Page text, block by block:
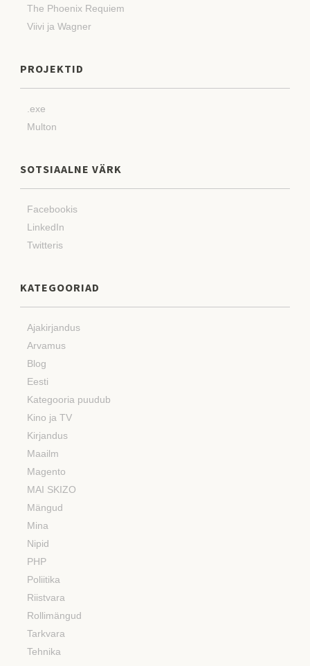
The Phoenix Requiem
Viivi ja Wagner
PROJEKTID
.exe
Multon
SOTSIAALNE VÄRK
Facebookis
LinkedIn
Twitteris
KATEGOORIAD
Ajakirjandus
Arvamus
Blog
Eesti
Kategooria puudub
Kino ja TV
Kirjandus
Maailm
Magento
MAI SKIZO
Mängud
Mina
Nipid
PHP
Poliitika
Riistvara
Rollimängud
Tarkvara
Tehnika